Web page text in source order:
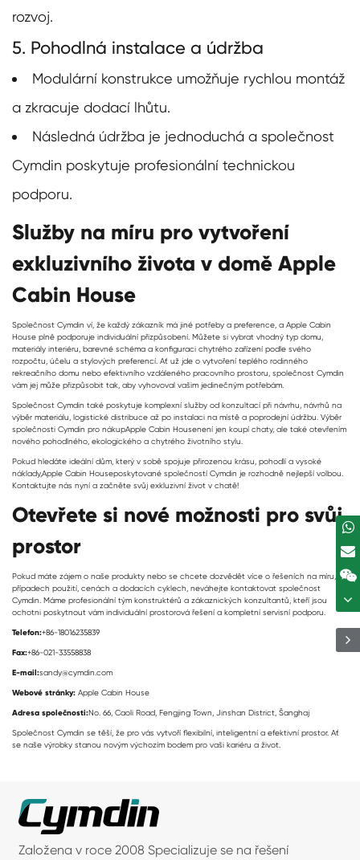
rozvoj.
5. Pohodlná instalace a údržba
Modulární konstrukce umožňuje rychlou montáž
a zkracuje dodací lhůtu.
Následná údržba je jednoduchá a společnost
Cymdin poskytuje profesionální technickou
podporu.
Služby na míru pro vytvoření
exkluzivního života v domě Apple
Cabin House
Společnost Cymdin ví, že každý zákazník má jiné potřeby a preference, a Apple Cabin
House plně podporuje individuální přizpůsobení. Můžete si vybrat vhodný typ domu,
materiály interiéru, barevné schéma a konfiguraci chytrého zařízení podle svého
rozpočtu, účelu a stylových preferencí. Ať už jde o vytvoření teplého rodinného
rekreačního domu nebo efektivního vzdáleného pracovního prostoru, společnost Cymdin
vám jej může přizpůsobit tak, aby vyhovoval vašim jedinečným potřebám.
Společnost Cymdin také poskytuje komplexní služby od konzultací při návrhu, návrhů na
výběr materiálu, logistické distribuce až po instalaci na místě a poprodejní údržbu. Výběr
společnosti Cymdin pro nákupApple Cabin Housenení jen koupí chaty, ale také otevřením
nového pohodlného, ekologického a chytrého životního stylu.
Pokud hledáte ideální dům, který v sobě spojuje přirozenou krásu, pohodlí a vysoké
náklady,Apple Cabin Houseposkytované společností Cymdin je rozhodně nejlepší volbou.
Kontaktujte nás nyní a začněte svůj exkluzivní život v chatě!
Otevřete si nové možnosti pro svůj
prostor
Pokud máte zájem o naše produkty nebo se chcete dozvědět více o řešeních na míru,
případech použití, cenách a dodacích cyklech, neváhejte kontaktovat společnost
Cymdin. Máme profesionální tým konstruktérů a zákaznických konzultantů, kteří jsou
ochotni poskytnout vám individuální prostorová řešení a kompletní servisní podporu.
Telefon:+86-18016235839
Fax:+86-021-33558838
E-mail:sandy@cymdin.com
Webové stránky: Apple Cabin House
Adresa společnosti:No. 66, Caoli Road, Fengjing Town, Jinshan District, Šanghaj
Společnost Cymdin se těší, že pro vás vytvoří flexibilní, inteligentní a efektivní prostor. Ať
se naše výrobky stanou novým výchozím bodem pro vaši kariéru a život.
Založena v roce 2008 Specializuje se na řešení